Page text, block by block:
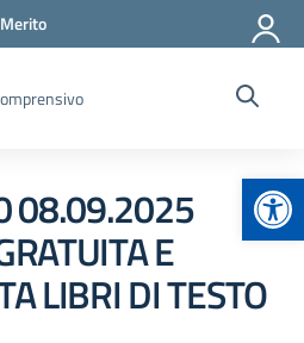
08.09.2025
E
LIBRI DI TESTO